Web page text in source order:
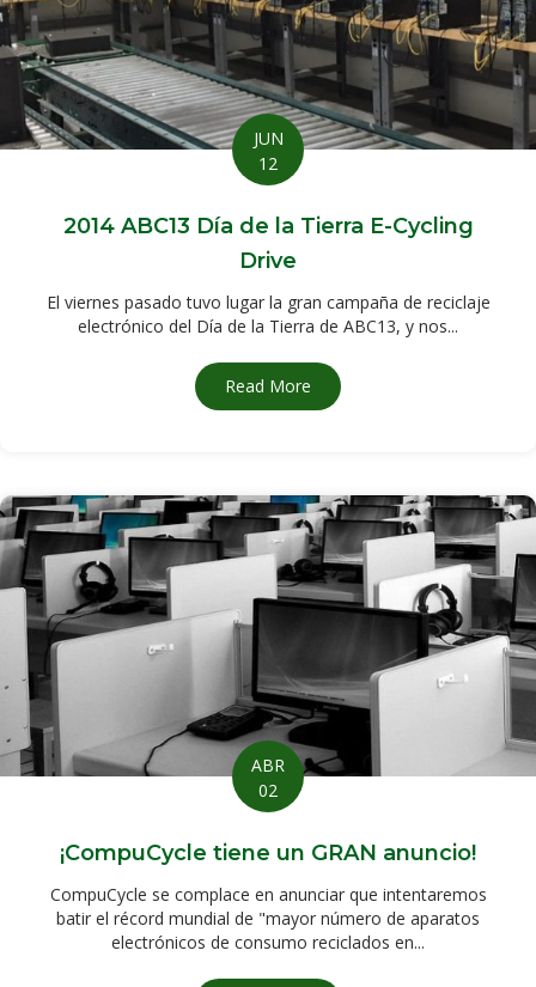
JUN
12
2014 ABC13 Día de la Tierra E-Cycling
Drive
El viernes pasado tuvo lugar la gran campaña de reciclaje
electrónico del Día de la Tierra de ABC13, y nos...
Read More about Día de la Tierra
ABR
02
¡CompuCycle tiene un GRAN anuncio!
CompuCycle se complace en anunciar que intentaremos
batir el récord mundial de "mayor número de aparatos
electrónicos de consumo reciclados en...